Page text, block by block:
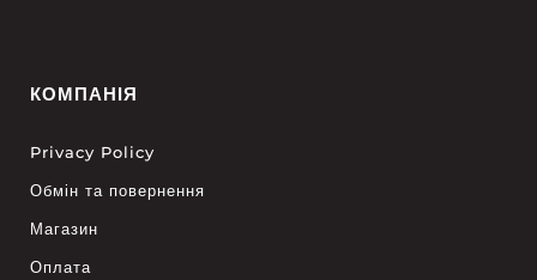
КОМПАНІЯ
Privacy Policy
Обмін та повернення
Магазин
Оплата